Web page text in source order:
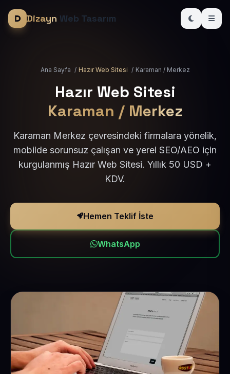
Dizayn Web Tasarım
Ana Sayfa / Hazır Web Sitesi / Karaman / Merkez
Hazır Web Sitesi
Karaman / Merkez
Karaman Merkez çevresindeki firmalara yönelik,
mobilde sorunsuz çalışan ve yerel SEO/AEO için
kurgulanmış Hazır Web Sitesi. Yıllık 50 USD +
KDV.
Hemen Teklif İste
WhatsApp